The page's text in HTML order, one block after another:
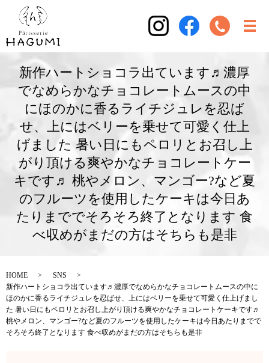
新作ハートショコラ出ています♬濃厚
でなめらかなチョコレートムースの中
にほのかに香るライチジュレを忍ば
せ、上にはベリーを乗せて可愛く仕上
げました 暑い日にもペロリとお召し上
がり頂ける爽やかなチョコレートケー
キです♬ 桃やメロン、マンゴー?など夏
のフルーツを使用したケーキは今日あ
たりまででそろそろ終了となります 食
べ収めがまだの方はそちらも是非
HOME
SNS
新作ハートショコラ出ています♬濃厚でなめらかなチョコレートムースの中に
ほのかに香るライチジュレを忍ばせ、上にはベリーを乗せて可愛く仕上げまし
た 暑い日にもペロリとお召し上がり頂ける爽やかなチョコレートケーキです♬
桃やメロン、マンゴー?など夏のフルーツを使用したケーキは今日あたりまでで
そろそろ終了となります 食べ収めがまだの方はそちらも是非